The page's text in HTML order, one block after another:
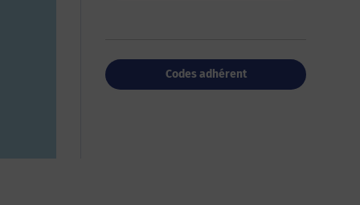
Codes adhérent